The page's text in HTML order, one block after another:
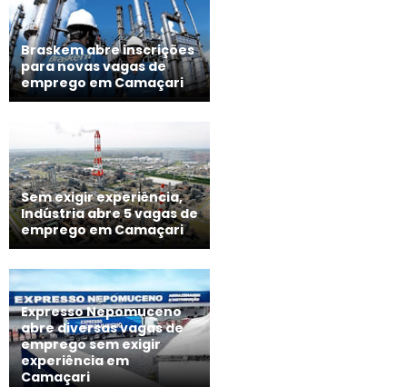
Braskem abre inscrições
para novas vagas de
emprego em Camaçari
Sem exigir experiência,
Indústria abre 5 vagas de
emprego em Camaçari
Expresso Nepomuceno
abre diversas vagas de
emprego sem exigir
experiência em
Camaçari